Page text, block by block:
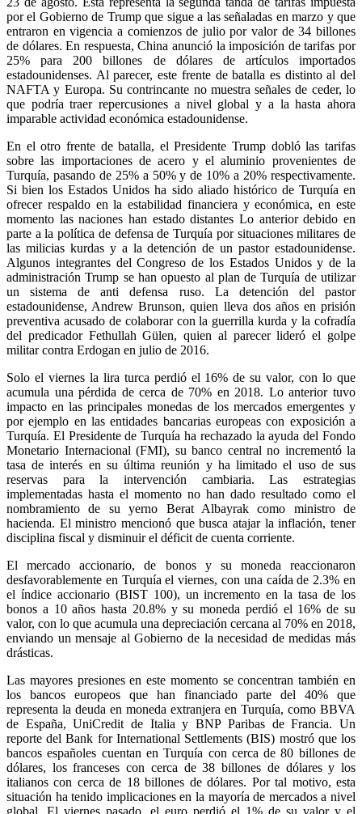
por el Gobierno de Trump que sigue a las señaladas en marzo y que
entraron en vigencia a comienzos de julio por valor de 34 billones
de dólares. En respuesta, China anunció la imposición de tarifas por
25% para 200 billones de dólares de artículos importados
estadounidenses. Al parecer, este frente de batalla es distinto al del
NAFTA y Europa. Su contrincante no muestra señales de ceder, lo
que podría traer repercusiones a nivel global y a la hasta ahora
imparable actividad económica estadounidense.
En el otro frente de batalla, el Presidente Trump dobló las tarifas
sobre las importaciones de acero y el aluminio provenientes de
Turquía, pasando de 25% a 50% y de 10% a 20% respectivamente.
Si bien los Estados Unidos ha sido aliado histórico de Turquía en
ofrecer respaldo en la estabilidad financiera y económica, en este
momento las naciones han estado distantes Lo anterior debido en
parte a la política de defensa de Turquía por situaciones militares de
las milicias kurdas y a la detención de un pastor estadounidense.
Algunos integrantes del Congreso de los Estados Unidos y de la
administración Trump se han opuesto al plan de Turquía de utilizar
un sistema de anti defensa ruso. La detención del pastor
estadounidense, Andrew Brunson, quien lleva dos años en prisión
preventiva acusado de colaborar con la guerrilla kurda y la cofradía
del predicador Fethullah Gülen, quien al parecer lideró el golpe
militar contra Erdogan en julio de 2016.
Solo el viernes la lira turca perdió el 16% de su valor, con lo que
acumula una pérdida de cerca de 70% en 2018. Lo anterior tuvo
impacto en las principales monedas de los mercados emergentes y
por ejemplo en las entidades bancarias europeas con exposición a
Turquía. El Presidente de Turquía ha rechazado la ayuda del Fondo
Monetario Internacional (FMI), su banco central no incrementó la
tasa de interés en su última reunión y ha limitado el uso de sus
reservas para la intervención cambiaria. Las estrategias
implementadas hasta el momento no han dado resultado como el
nombramiento de su yerno Berat Albayrak como ministro de
hacienda. El ministro mencionó que busca atajar la inflación, tener
disciplina fiscal y disminuir el déficit de cuenta corriente.
El mercado accionario, de bonos y su moneda reaccionaron
desfavorablemente en Turquía el viernes, con una caída de 2.3% en
el índice accionario (BIST 100), un incremento en la tasa de los
bonos a 10 años hasta 20.8% y su moneda perdió el 16% de su
valor, con lo que acumula una depreciación cercana al 70% en 2018,
enviando un mensaje al Gobierno de la necesidad de medidas más
drásticas.
Las mayores presiones en este momento se concentran también en
los bancos europeos que han financiado parte del 40% que
representa la deuda en moneda extranjera en Turquía, como BBVA
de España, UniCredit de Italia y BNP Paribas de Francia. Un
reporte del Bank for International Settlements (BIS) mostró que los
bancos españoles cuentan en Turquía con cerca de 80 billones de
dólares, los franceses con cerca de 38 billones de dólares y los
italianos con cerca de 18 billones de dólares. Por tal motivo, esta
situación ha tenido implicaciones en la mayoría de mercados a nivel